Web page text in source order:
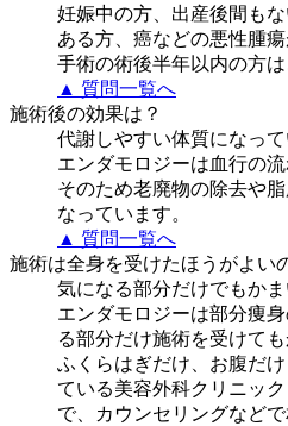
妊娠中の方、出産後間も
ある方、癌などの悪性腫
手術の術後半年以内の方は
▲ 質問一覧へ
施術後の効果は？
代謝しやすい体質になって
エンダモロジーは血行の流
そのため老廃物の除去や
なっています。
▲ 質問一覧へ
施術は全身を受けたほうがよい
気になる部分だけでもかま
エンダモロジーは部分痩
る部分だけ施術を受けても
ふくらはぎだけ、お腹だ
ている美容外科クリニッ
で、カウンセリングなど